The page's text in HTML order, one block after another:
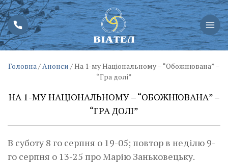
Головна / Анонси /На 1-му Національному – “Обожнювана” –
“Гра долі”
НА 1-МУ НАЦІОНАЛЬНОМУ – “ОБОЖНЮВАНА” –
“ГРА ДОЛІ”
В суботу 8 го серпня о 19-05; повтор в неділю 9-
го серпня о 13-25 про Марію Заньковецьку.